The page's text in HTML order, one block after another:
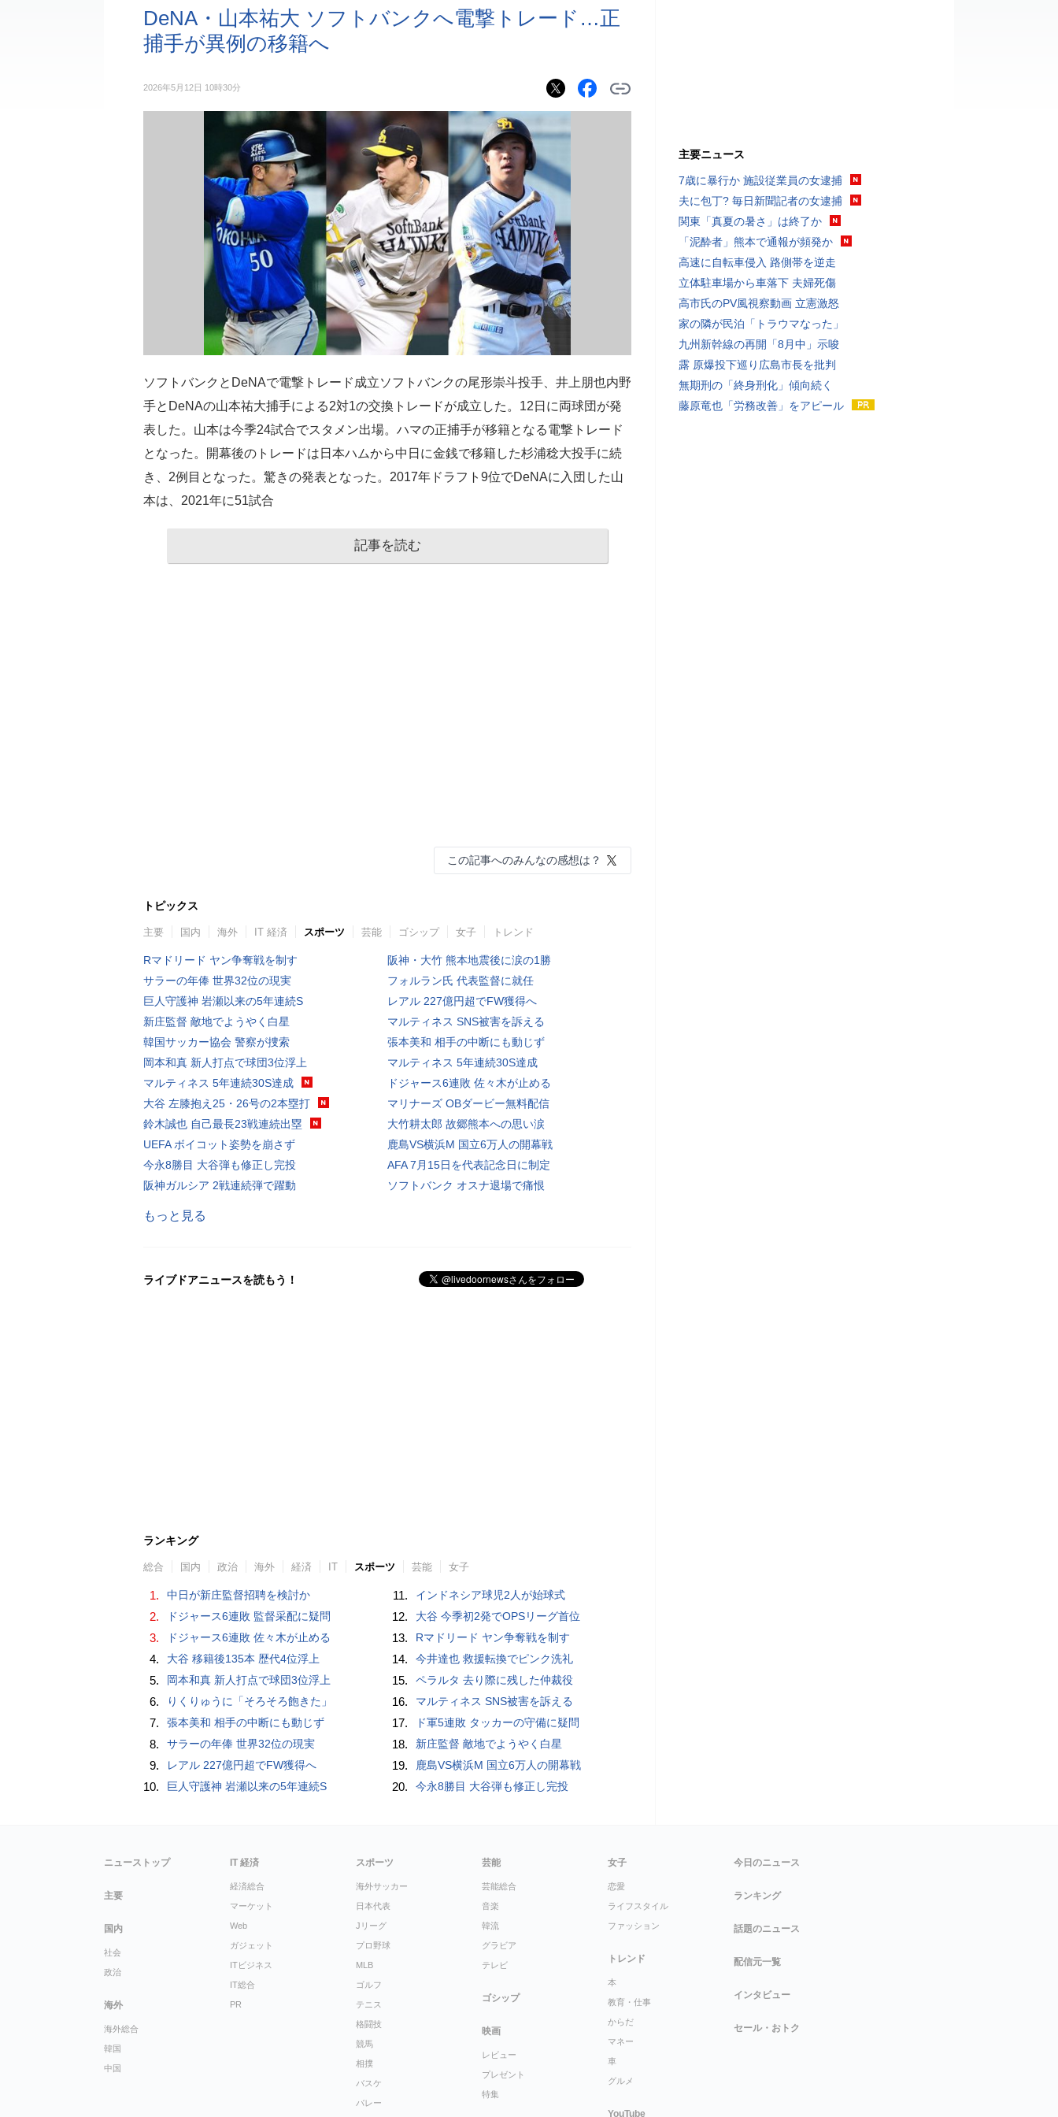
DeNA・山本祐大 ソフトバンクへ電撃トレード…正
捕手が異例の移籍へ
2026年5月12日 10時30分
ソフトバンクとDeNAで電撃トレード成立ソフトバンクの尾形崇斗投手、井上朋也内野
手とDeNAの山本祐大捕手による2対1の交換トレードが成立した。12日に両球団が発
表した。山本は今季24試合でスタメン出場。ハマの正捕手が移籍となる電撃トレード
となった。開幕後のトレードは日本ハムから中日に金銭で移籍した杉浦稔大投手に続
き、2例目となった。驚きの発表となった。2017年ドラフト9位でDeNAに入団した山
本は、2021年に51試合
記事を読む
この記事へのみんなの感想は？
トピックス
主要 国内 海外 IT 経済 スポーツ 芸能 ゴシップ 女子 トレンド
Rマドリード ヤン争奪戦を制す
サラーの年俸 世界32位の現実
巨人守護神 岩瀬以来の5年連続S
新庄監督 敵地でようやく白星
韓国サッカー協会 警察が捜索
岡本和真 新人打点で球団3位浮上
マルティネス 5年連続30S達成
大谷 左膝抱え25・26号の2本塁打
鈴木誠也 自己最長23戦連続出塁
UEFA ボイコット姿勢を崩さず
今永8勝目 大谷弾も修正し完投
阪神ガルシア 2戦連続弾で躍動
阪神・大竹 熊本地震後に涙の1勝
フォルラン氏 代表監督に就任
レアル 227億円超でFW獲得へ
マルティネス SNS被害を訴える
張本美和 相手の中断にも動じず
マルティネス 5年連続30S達成
ドジャース6連敗 佐々木が止める
マリナーズ OBダービー無料配信
大竹耕太郎 故郷熊本への思い涙
鹿島VS横浜M 国立6万人の開幕戦
AFA 7月15日を代表記念日に制定
ソフトバンク オスナ退場で痛恨
もっと見る
ライブドアニュースを読もう！
ランキング
総合 国内 政治 海外 経済 IT スポーツ 芸能 女子
1. 中日が新庄監督招聘を検討か
2. ドジャース6連敗 監督采配に疑問
3. ドジャース6連敗 佐々木が止める
4. 大谷 移籍後135本 歴代4位浮上
5. 岡本和真 新人打点で球団3位浮上
6. りくりゅうに「そろそろ飽きた」
7. 張本美和 相手の中断にも動じず
8. サラーの年俸 世界32位の現実
9. レアル 227億円超でFW獲得へ
10. 巨人守護神 岩瀬以来の5年連続S
11. インドネシア球児2人が始球式
12. 大谷 今季初2発でOPSリーグ首位
13. Rマドリード ヤン争奪戦を制す
14. 今井達也 救援転換でピンク洗礼
15. ペラルタ 去り際に残した仲裁役
16. マルティネス SNS被害を訴える
17. ド軍5連敗 タッカーの守備に疑問
18. 新庄監督 敵地でようやく白星
19. 鹿島VS横浜M 国立6万人の開幕戦
20. 今永8勝目 大谷弾も修正し完投
主要ニュース
7歳に暴行か 施設従業員の女逮捕
夫に包丁? 毎日新聞記者の女逮捕
関東「真夏の暑さ」は終了か
「泥酔者」熊本で通報が頻発か
高速に自転車侵入 路側帯を逆走
立体駐車場から車落下 夫婦死傷
高市氏のPV風視察動画 立憲激怒
家の隣が民泊「トラウマなった」
九州新幹線の再開「8月中」示唆
露 原爆投下巡り広島市長を批判
無期刑の「終身刑化」傾向続く
藤原竜也「労務改善」をアピール
ニューストップ
主要
国内
社会
政治
海外
海外総合
韓国
中国
IT 経済
経済総合
マーケット
Web
ガジェット
ITビジネス
IT総合
PR
スポーツ
海外サッカー
日本代表
Jリーグ
プロ野球
MLB
ゴルフ
テニス
格闘技
競馬
相撲
バスケ
バレー
芸能
芸能総合
音楽
韓流
グラビア
テレビ
ゴシップ
映画
レビュー
プレゼント
特集
女子
恋愛
ライフスタイル
ファッション
トレンド
本
教育・仕事
からだ
マネー
車
グルメ
YouTube
今日のニュース
ランキング
話題のニュース
配信元一覧
インタビュー
セール・おトク